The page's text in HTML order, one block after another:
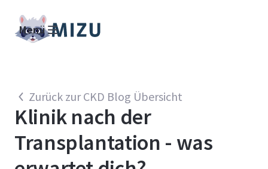
Menü
Zurück zur CKD Blog Übersicht
Klinik nach der
Transplantation - was